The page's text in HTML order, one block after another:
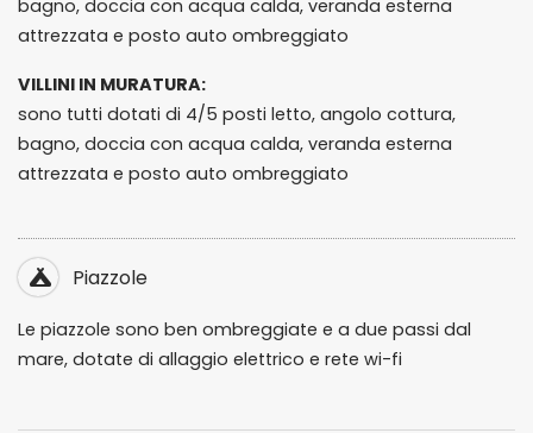
bagno, doccia con acqua calda, veranda esterna
attrezzata e posto auto ombreggiato
VILLINI IN MURATURA:
sono tutti dotati di 4/5 posti letto, angolo cottura,
bagno, doccia con acqua calda, veranda esterna
attrezzata e posto auto ombreggiato
Piazzole
Le piazzole sono ben ombreggiate e a due passi dal
mare, dotate di allaggio elettrico e rete wi-fi